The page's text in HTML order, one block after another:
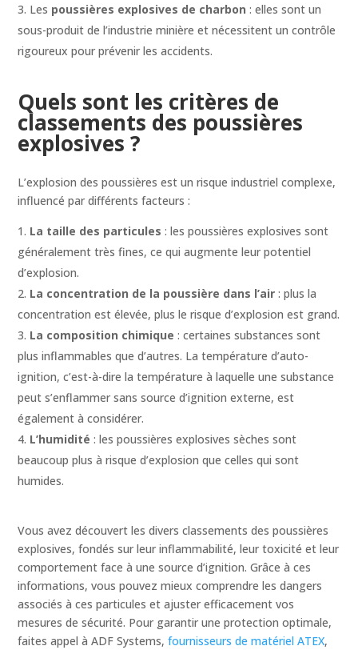
Les poussières explosives de charbon : elles sont un
sous-produit de l’industrie minière et nécessitent un contrôle
rigoureux pour prévenir les accidents.
Quels sont les critères de
classements des poussières
explosives ?
L’explosion des poussières est un risque industriel complexe,
influencé par différents facteurs :
La taille des particules : les poussières explosives sont
généralement très fines, ce qui augmente leur potentiel
d’explosion.
La concentration de la poussière dans l’air : plus la
concentration est élevée, plus le risque d’explosion est grand.
La composition chimique : certaines substances sont
plus inflammables que d’autres. La température d’auto-
ignition, c’est-à-dire la température à laquelle une substance
peut s’enflammer sans source d’ignition externe, est
également à considérer.
L’humidité: les poussières explosives sèches sont
beaucoup plus à risque d’explosion que celles qui sont
humides.
Vous avez découvert les divers classements des poussières
explosives, fondés sur leur inflammabilité, leur toxicité et leur
comportement face à une source d’ignition. Grâce à ces
informations, vous pouvez mieux comprendre les dangers
associés à ces particules et ajuster efficacement vos
mesures de sécurité. Pour garantir une protection optimale,
faites appel à ADF Systems,fournisseurs de matériel ATEX,